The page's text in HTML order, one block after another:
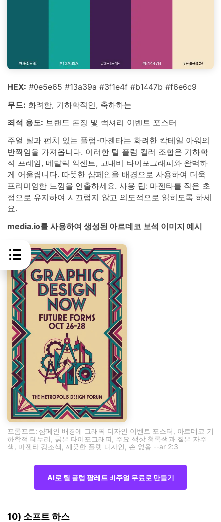
HEX: #0e5e65 #13a39a #3f1e4f #b1447b #f6e6c9
무드: 화려한, 기하학적인, 축하하는
최적 용도: 브랜드 론칭 및 럭셔리 이벤트 포스터
주얼 틸과 펀치 있는 플럼-마젠타는 화려한 칵테일 아워의
반짝임을 가져옵니다. 이러한 틸 플럼 컬러 조합은 기하학
적 프레임, 메탈릭 악센트, 고대비 타이포그래피와 완벽하
게 어울립니다. 따뜻한 샴페인을 배경으로 사용하여 더욱
프리미엄한 느낌을 연출하세요. 사용 팁: 마젠타를 작은 초
점으로 유지하여 시끄럽지 않고 의도적으로 읽히도록 하세
요.
media.io를 사용하여 생성된 아르데코 보석 이미지 예시
프롬프트: 샴페인 배경에 그래픽 디자인 이벤트 포스터, 아르데코 기
하학적 테두리, 굵은 타이포그래피, 주요 색상 청록색과 짙은 자주
색, 마젠타 강조색, 깨끗한 플랫 디자인, 손 없음 --ar 2:3
AI로 틸 플럼 팔레트 비주얼 무료로 만들기
10) 소프트 하스